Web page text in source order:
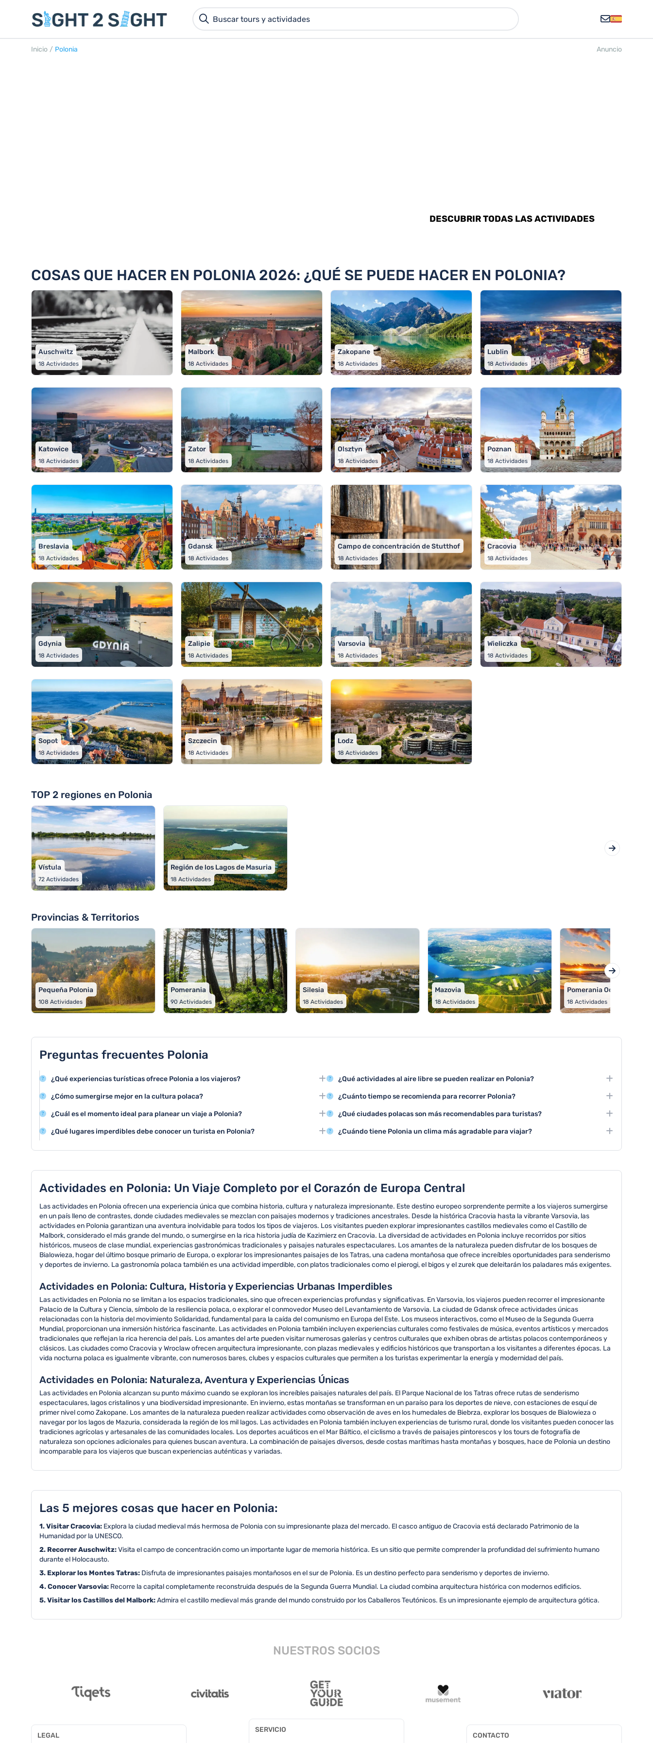
Inicio / Polonia Anuncio
DESCUBRIR TODAS LAS ACTIVIDADES
COSAS QUE HACER EN POLONIA 2026: ¿QUÉ SE PUEDE HACER EN POLONIA?
Auschwitz
18 Actividades
Malbork
18 Actividades
Zakopane
18 Actividades
Lublin
18 Actividades
Katowice
18 Actividades
Zator
18 Actividades
Olsztyn
18 Actividades
Poznan
18 Actividades
Breslavia
18 Actividades
Gdansk
18 Actividades
Campo de concentración de Stutthof
18 Actividades
Cracovia
18 Actividades
Gdynia
18 Actividades
Zalipie
18 Actividades
Varsovia
18 Actividades
Wieliczka
18 Actividades
Sopot
18 Actividades
Szczecin
18 Actividades
Lodz
18 Actividades
TOP 2 regiones en Polonia
Vístula
72 Actividades
Región de los Lagos de Masuria
18 Actividades
Provincias & Territorios
Pequeña Polonia
108 Actividades
Pomerania
90 Actividades
Silesia
18 Actividades
Mazovia
18 Actividades
Pomerania Occidental
18 Actividades
Preguntas frecuentes Polonia
¿Qué experiencias turísticas ofrece Polonia a los viajeros?
Polonia ofrece una amplia variedad de actividades turísticas que incluyen visitas a
ciudades históricas, museos impresionantes, castillos medievales y paisajes naturales
espectaculares.
¿Cómo sumergirse mejor en la cultura polaca?
Para conocer la cultura polaca, se recomienda visitar museos, participar en festivales
tradicionales, probar la gastronomía local y explorar los barrios históricos de ciudades
como Cracovia y Varsovia.
¿Cuál es el momento ideal para planear un viaje a Polonia?
Los meses de verano entre junio y agosto son perfectos para los turistas, con
temperaturas agradables, días largos y numerosos eventos culturales al aire libre.
¿Qué lugares imperdibles debe conocer un turista en Polonia?
¿Qué actividades al aire libre se pueden realizar en Polonia?
Polonia ofrece senderismo en los Tatras, kayak en los lagos de Masuria, ciclismo por
rutas pintorestas y esquí en las estaciones de montaña durante el invierno.
¿Cuánto tiempo se recomienda para recorrer Polonia?
Se sugiere planificar entre 7 y 10 días para poder visitar las principales ciudades y
experimentar diferentes regiones del país de manera cómoda.
¿Qué ciudades polacas son más recomendables para turistas?
Cracovia, Varsovia, Gdansk y Breslavia son ciudades imprescindibles que ofrecen una
mezcla única de historia, cultura y atractivos turísticos.
¿Cuándo tiene Polonia un clima más agradable para viajar?
Actividades en Polonia: Un Viaje Completo por el Corazón de Europa Central
Las actividades en Polonia ofrecen una experiencia única que combina historia, cultura y naturaleza impresionante. Este destino europeo sorprendente permite a los viajeros sumergirse
en un país lleno de contrastes, donde ciudades medievales se mezclan con paisajes modernos y tradiciones ancestrales. Desde la histórica Cracovia hasta la vibrante Varsovia, las
actividades en Polonia garantizan una aventura inolvidable para todos los tipos de viajeros. Los visitantes pueden explorar impresionantes castillos medievales como el Castillo de
Malbork, considerado el más grande del mundo, o sumergirse en la rica historia judía de Kazimierz en Cracovia. La diversidad de actividades en Polonia incluye recorridos por sitios
históricos, museos de clase mundial, experiencias gastronómicas tradicionales y paisajes naturales espectaculares. Los amantes de la naturaleza pueden disfrutar de los bosques de
Bialowieza, hogar del último bosque primario de Europa, o explorar los impresionantes paisajes de los Tatras, una cadena montañosa que ofrece increíbles oportunidades para senderismo
y deportes de invierno. La gastronomía polaca también es una actividad imperdible, con platos tradicionales como el pierogi, el bigos y el zurek que deleitarán los paladares más exigentes.
Actividades en Polonia: Cultura, Historia y Experiencias Urbanas Imperdibles
Las actividades en Polonia no se limitan a los espacios tradicionales, sino que ofrecen experiencias profundas y significativas. En Varsovia, los viajeros pueden recorrer el impresionante
Palacio de la Cultura y Ciencia, símbolo de la resiliencia polaca, o explorar el conmovedor Museo del Levantamiento de Varsovia. La ciudad de Gdansk ofrece actividades únicas
relacionadas con la historia del movimiento Solidaridad, fundamental para la caída del comunismo en Europa del Este. Los museos interactivos, como el Museo de la Segunda Guerra
Mundial, proporcionan una inmersión histórica fascinante. Las actividades en Polonia también incluyen experiencias culturales como festivales de música, eventos artísticos y mercados
tradicionales que reflejan la rica herencia del país. Los amantes del arte pueden visitar numerosas galerías y centros culturales que exhiben obras de artistas polacos contemporáneos y
clásicos. Las ciudades como Cracovia y Wroclaw ofrecen arquitectura impresionante, con plazas medievales y edificios históricos que transportan a los visitantes a diferentes épocas. La
vida nocturna polaca es igualmente vibrante, con numerosos bares, clubes y espacios culturales que permiten a los turistas experimentar la energía y modernidad del país.
Actividades en Polonia: Naturaleza, Aventura y Experiencias Únicas
Las actividades en Polonia alcanzan su punto máximo cuando se exploran los increíbles paisajes naturales del país. El Parque Nacional de los Tatras ofrece rutas de senderismo
espectaculares, lagos cristalinos y una biodiversidad impresionante. En invierno, estas montañas se transforman en un paraíso para los deportes de nieve, con estaciones de esquí de
primer nivel como Zakopane. Los amantes de la naturaleza pueden realizar actividades como observación de aves en los humedales de Biebrza, explorar los bosques de Bialowieza o
navegar por los lagos de Mazuria, considerada la región de los mil lagos. Las actividades en Polonia también incluyen experiencias de turismo rural, donde los visitantes pueden conocer las
tradiciones agrícolas y artesanales de las comunidades locales. Los deportes acuáticos en el Mar Báltico, el ciclismo a través de paisajes pintorescos y los tours de fotografía de
naturaleza son opciones adicionales para quienes buscan aventura. La combinación de paisajes diversos, desde costas marítimas hasta montañas y bosques, hace de Polonia un destino
incomparable para los viajeros que buscan experiencias auténticas y variadas.
Las 5 mejores cosas que hacer en Polonia:
1. Visitar Cracovia: Explora la ciudad medieval más hermosa de Polonia con su impresionante plaza del mercado. El casco antiguo de Cracovia está declarado Patrimonio de la
Humanidad por la UNESCO.
2. Recorrer Auschwitz:Visita el campo de concentración como un importante lugar de memoria histórica. Es un sitio que permite comprender la profundidad del sufrimiento humano
durante el Holocausto.
3. Explorar los Montes Tatras: Disfruta de impresionantes paisajes montañosos en el sur de Polonia. Es un destino perfecto para senderismo y deportes de invierno.
4. Conocer Varsovia: Recorre la capital completamente reconstruida después de la Segunda Guerra Mundial. La ciudad combina arquitectura histórica con modernos edificios.
5. Visitar los Castillos del Malbork:Admira el castillo medieval más grande del mundo construido por los Caballeros Teutónicos. Es un impresionante ejemplo de arquitectura gótica.
NUESTROS SOCIOS
LEGAL
SERVICIO
CONTACTO